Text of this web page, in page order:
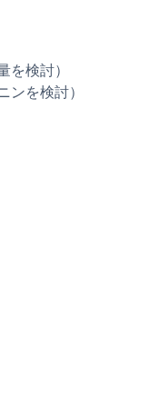
検討）
を検討）